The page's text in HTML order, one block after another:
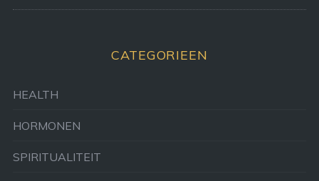
CATEGORIEEN
HEALTH
HORMONEN
SPIRITUALITEIT